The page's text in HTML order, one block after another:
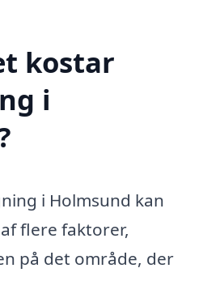
kostar
i
i Holmsund kan
flere faktorer,
på det område, der